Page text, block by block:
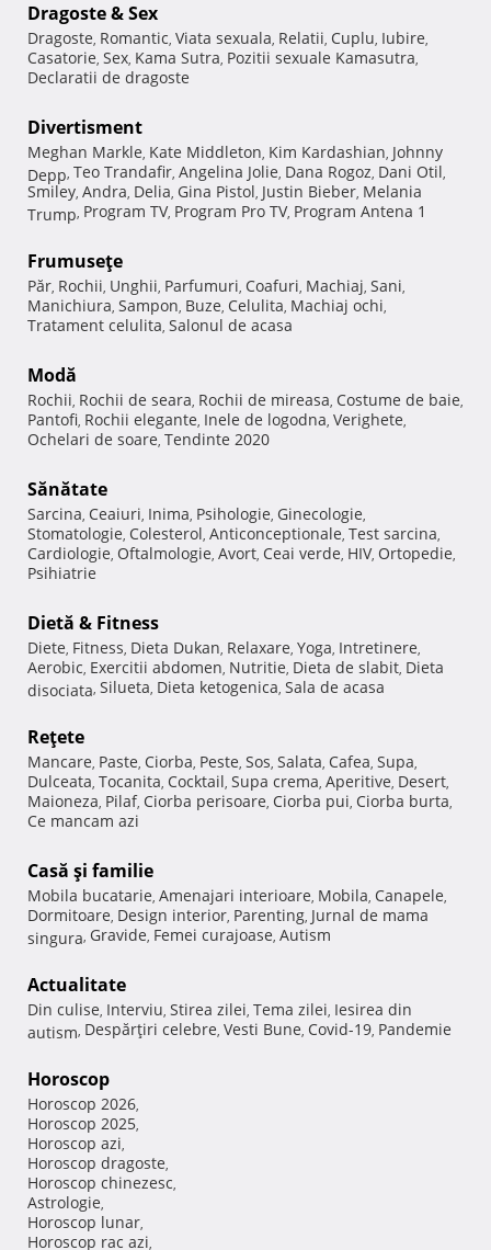
Dragoste & Sex
Dragoste, Romantic, Viata sexuala, Relatii, Cuplu, Iubire,
Casatorie, Sex, Kama Sutra, Pozitii sexuale Kamasutra,
Declaratii de dragoste
Divertisment
Meghan Markle, Kate Middleton, Kim Kardashian, Johnny
Depp, Teo Trandafir, Angelina Jolie, Dana Rogoz, Dani Otil,
Smiley, Andra, Delia, Gina Pistol, Justin Bieber, Melania
Trump, Program TV, Program Pro TV, Program Antena 1
Frumuseţe
Păr, Rochii, Unghii, Parfumuri, Coafuri, Machiaj, Sani,
Manichiura, Sampon, Buze, Celulita, Machiaj ochi,
Tratament celulita, Salonul de acasa
Modă
Rochii, Rochii de seara, Rochii de mireasa, Costume de baie,
Pantofi, Rochii elegante, Inele de logodna, Verighete,
Ochelari de soare, Tendinte 2020
Sănătate
Sarcina, Ceaiuri, Inima, Psihologie, Ginecologie,
Stomatologie, Colesterol, Anticonceptionale, Test sarcina,
Cardiologie, Oftalmologie, Avort, Ceai verde, HIV, Ortopedie,
Psihiatrie
Dietă & Fitness
Diete, Fitness, Dieta Dukan, Relaxare, Yoga, Intretinere,
Aerobic, Exercitii abdomen, Nutritie, Dieta de slabit, Dieta
disociata, Silueta, Dieta ketogenica, Sala de acasa
Reţete
Mancare, Paste, Ciorba, Peste, Sos, Salata, Cafea, Supa,
Dulceata, Tocanita, Cocktail, Supa crema, Aperitive, Desert,
Maioneza, Pilaf, Ciorba perisoare, Ciorba pui, Ciorba burta,
Ce mancam azi
Casă şi familie
Mobila bucatarie, Amenajari interioare, Mobila, Canapele,
Dormitoare, Design interior, Parenting, Jurnal de mama
singura, Gravide, Femei curajoase, Autism
Actualitate
Din culise, Interviu, Stirea zilei, Tema zilei, Iesirea din
autism, Despărţiri celebre, Vesti Bune, Covid-19, Pandemie
Horoscop
Horoscop 2026,
Horoscop 2025,
Horoscop azi,
Horoscop dragoste,
Horoscop chinezesc,
Astrologie,
Horoscop lunar,
Horoscop rac azi,